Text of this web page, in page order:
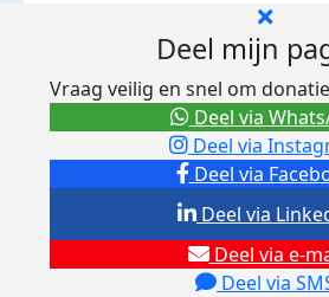
Deel mijn
Vraag veilig en snel om
Deel via
Deel via
Deel via e-
Deel via
Deel via
Deel via